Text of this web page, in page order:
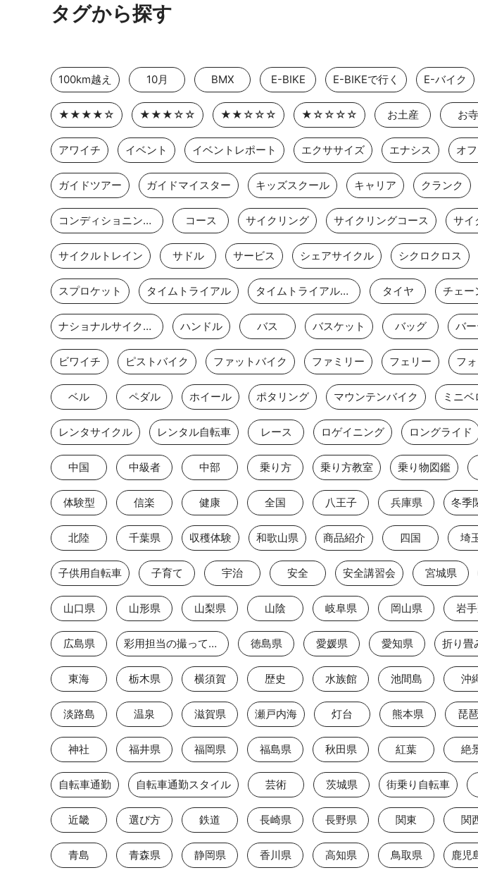
タグから探す
100km越え 10月 BMX E-BIKE E-BIKEで行く E-バイク
★★★★☆ ★★★☆☆ ★★☆☆☆ ★☆☆☆☆ お土産 お寺
アワイチ イベント イベントレポート エクササイズ エナシス オ
ガイドツアー ガイドマイスター キッズスクール キャリア クランク
コンディショニングストレッチ コース サイクリング サイクリングコース
サイクルトレイン サドル サービス シェアサイクル シクロクロス
スプロケット タイムトライアル タイムトライアルバイク タイヤ チェー
ナショナルサイクルルート ハンドル バス バスケット バッグ バ
ビワイチ ピストバイク ファットバイク ファミリー フェリー フ
ベル ペダル ホイール ポタリング マウンテンバイク ミニベ
レンタサイクル レンタル自転車 レース ロゲイニング ロングライド
中国 中級者 中部 乗り方 乗り方教室 乗り物図鑑
体験型 信楽 健康 全国 八王子 兵庫県 冬季
北陸 千葉県 収穫体験 和歌山県 商品紹介 四国 埼
子供用自転車 子育て 宇治 安全 安全講習会 宮城県
山口県 山形県 山梨県 山陰 岐阜県 岡山県 岩
広島県 彩用担当の撮っておき 徳島県 愛媛県 愛知県 折り畳
東海 栃木県 横須賀 歴史 水族館 池間島 沖
淡路島 温泉 滋賀県 瀬戸内海 灯台 熊本県 琵
神社 福井県 福岡県 福島県 秋田県 紅葉 絶
自転車通勤 自転車通勤スタイル 芸術 茨城県 街乗り自転車
近畿 選び方 鉄道 長崎県 長野県 関東 関
青島 青森県 静岡県 香川県 高知県 鳥取県 鹿児